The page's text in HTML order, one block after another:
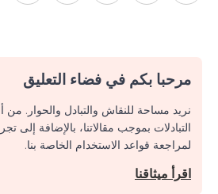
مرحبا بكم في فضاء التعليق
نريد مساحة للنقاش والتبادل والحوار.
التبادلات بموجب مقالاتنا، بالإضافة إلى
لمراجعة قواعد الاستخدام الخاصة بنا.
اقرأ ميثاقنا